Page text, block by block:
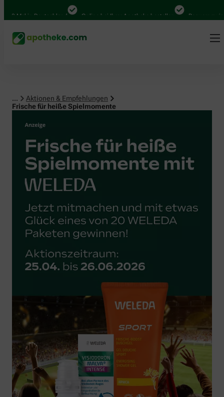
in Deutschland Online bei Ihrer Apotheke bestellen Bequem
...
Aktionen & Empfehlungen
Frische für heiße Spielmomente